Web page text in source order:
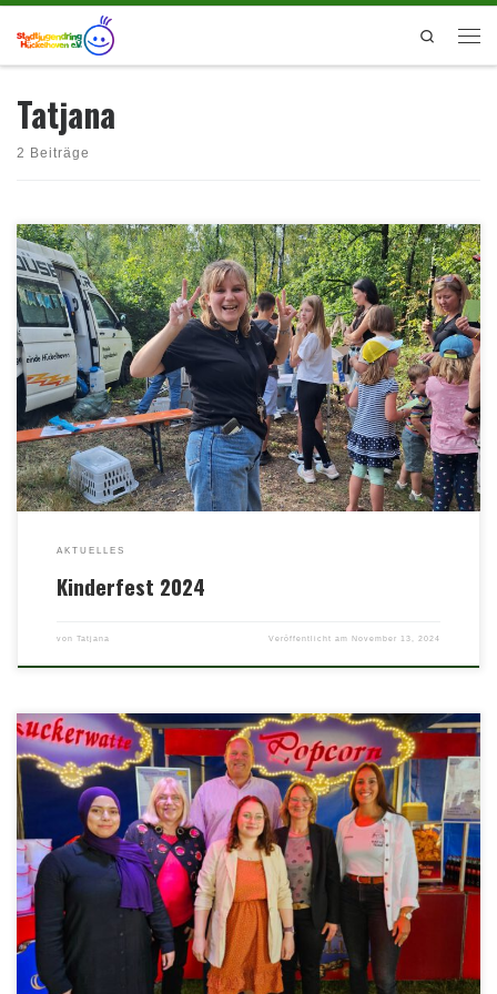
Zum Inhalt springen
Search
Tatjana
2 Beiträge
AKTUELLES
Kinderfest 2024
von Tatjana Veröffentlicht amNovember 13, 2024
Spenden-Dinner zugunsten „Hückelhoven für Kinder“ Am Freitag, den 20.
Oktober 2023 fand das erste Spenden-Dinner zugunsten des Hilfsfonds
„Hückelhoven für Kinder“ statt. Dazu wurde die Mehrzweckhalle in
Kleingladbach festlich hergerichtet für ein Drei-Gänge-Menü und ein buntes
Show-Programm. Der „Zirkus Pepperoni“ war dabei, genauso wie „Arndt &
Klaus“ aus Hilfarth und […]